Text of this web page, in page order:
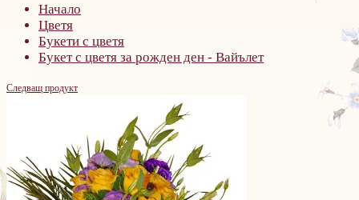
Начало
Цветя
Букети с цветя
Букет с цветя за рожден ден - Вайълет
Следващ продукт